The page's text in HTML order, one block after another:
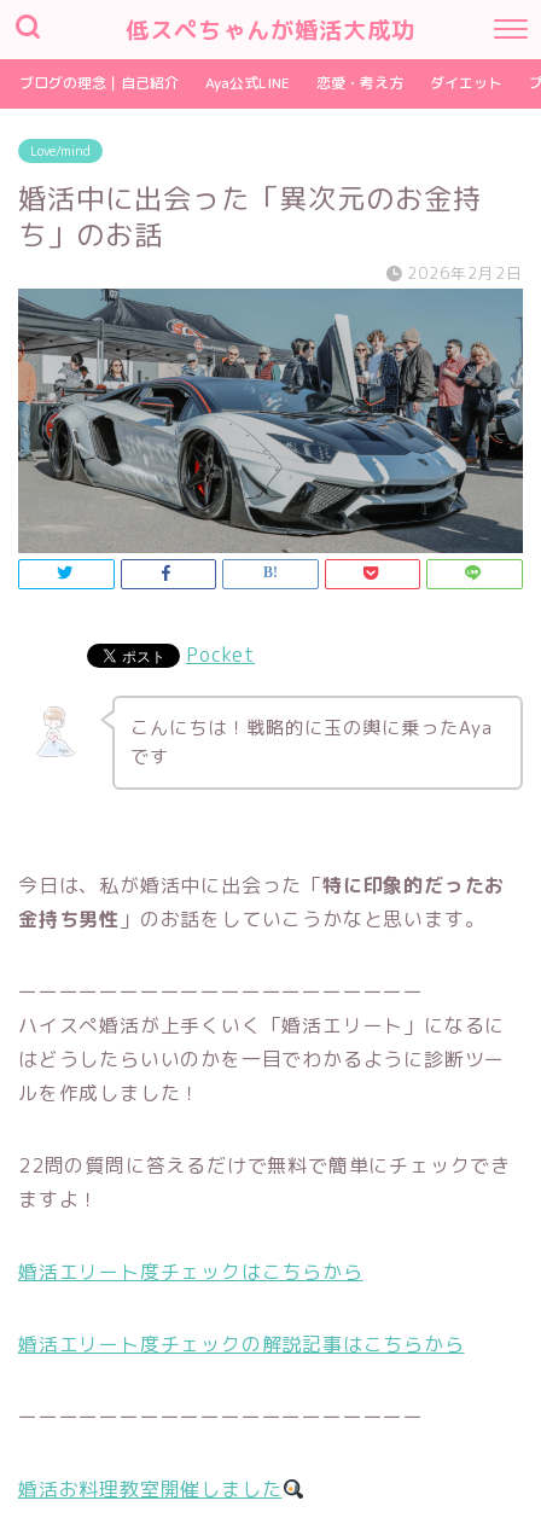
低スペちゃんが婚活大成功
ブログの理念｜自己紹介 Aya公式LINE 恋愛・考え方 ダイエット
Love/mind
婚活中に出会った「異次元のお金持
ち」のお話
2026年2月2日
Pocket
こんにちは！戦略的に玉の輿に乗ったAya
です
今日は、私が婚活中に出会った「特に印象的だったお
金持ち男性 」のお話をしていこうかなと思います。
ーーーーーーーーーーーーーーーーーーーー
ハイスぺ婚活が上手くいく「婚活エリート」になるに
はどうしたらいいのかを一目でわかるように診断ツー
ルを作成しました！
22問の質問に答えるだけで無料で簡単にチェックでき
ますよ！
婚活エリート度チェックはこちらから
婚活エリート度チェックの解説記事はこちらから
ーーーーーーーーーーーーーーーーーーーー
婚活お料理教室開催しました